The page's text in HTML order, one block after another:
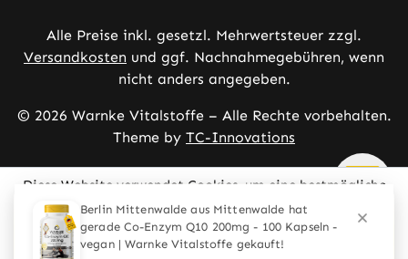
Alle Preise inkl. gesetzl. Mehrwertsteuer zzgl.
Versandkosten und ggf. Nachnahmegebühren, wenn
nicht anders angegeben.
© 2026 Warnke Vitalstoffe – Alle Rechte vorbehalten.
Theme by TC-Innovations
Diese Website verwendet Cookies, um eine bestmögliche
Erfahrung bieten zu können.Mehr Informationen ...
Nur technisch notwendige
Konfigurieren